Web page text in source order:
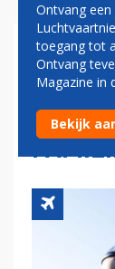
Ontvang
toegang tot
Ontvang
Magazine in
Bekijk